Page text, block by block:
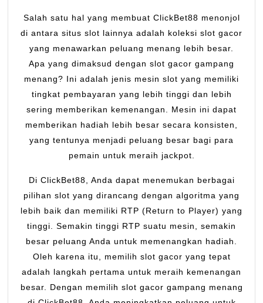
Salah satu hal yang membuat ClickBet88 menonjol
di antara situs slot lainnya adalah koleksi slot gacor
yang menawarkan peluang menang lebih besar.
Apa yang dimaksud dengan slot gacor gampang
menang? Ini adalah jenis mesin slot yang memiliki
tingkat pembayaran yang lebih tinggi dan lebih
sering memberikan kemenangan. Mesin ini dapat
memberikan hadiah lebih besar secara konsisten,
yang tentunya menjadi peluang besar bagi para
pemain untuk meraih jackpot.
Di ClickBet88, Anda dapat menemukan berbagai
pilihan slot yang dirancang dengan algoritma yang
lebih baik dan memiliki RTP (Return to Player) yang
tinggi. Semakin tinggi RTP suatu mesin, semakin
besar peluang Anda untuk memenangkan hadiah.
Oleh karena itu, memilih slot gacor yang tepat
adalah langkah pertama untuk meraih kemenangan
besar. Dengan memilih slot gacor gampang menang